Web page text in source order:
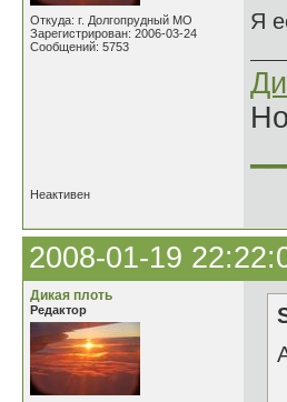
Откуда: г. Долгопрудный МО
Зарегистрирован: 2006-03-24
Сообщений: 5753
Я
Неактивен
2008-01-19
Дикая плоть
Редактор